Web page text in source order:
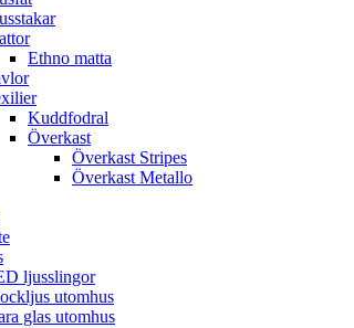
Ethno matta
Kuddfodral
Överkast
Överkast Stripes
Överkast Metallo
ljusslingor
utomhus
glas utomhus